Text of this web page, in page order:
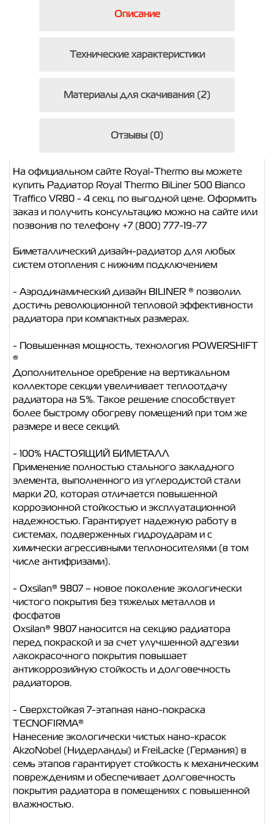
Описание
Технические характеристики
Материалы для скачивания (2)
Отзывы (0)
На официальном сайте Royal-Thermo вы можете
купить Радиатор Royal Thermo BiLiner 500 Bianco
Traffico VR80 - 4 секц. по выгодной цене. Оформить
заказ и получить консультацию можно на сайте или
позвонив по телефону +7 (800) 777-19-77
Биметаллический дизайн-радиатор для любых
систем отопления с нижним подключением
- Аэродинамический дизайн BILINER ® позволил
достичь революционной тепловой эффективности
радиатора при компактных размерах.
- Повышенная мощность, технология POWERSHIFT
®
Дополнительное оребрение на вертикальном
коллекторе секции увеличивает теплоотдачу
радиатора на 5%. Такое решение способствует
более быстрому обогреву помещений при том же
размере и весе секций.
- 100% НАСТОЯЩИЙ БИМЕТАЛЛ
Применение полностью стального закладного
элемента, выполненного из углеродистой стали
марки 20, которая отличается повышенной
коррозионной стойкостью и эксплуатационной
надежностью. Гарантирует надежную работу в
системах, подверженных гидроударам и с
химически агрессивными теплоносителями (в том
числе антифризами).
- Oxsilan® 9807 – новое поколение экологически
чистого покрытия без тяжелых металлов и
фосфатов
Oxsilan® 9807 наносится на секцию радиатора
перед покраской и за счет улучшенной адгезии
лакокрасочного покрытия повышает
антикоррозийную стойкость и долговечность
радиаторов.
- Сверхстойкая 7-этапная нано-покраска
TECNOFIRMA®
Нанесение экологически чистых нано-красок
AkzoNobel (Нидерланды) и FreiLacke (Германия) в
семь этапов гарантирует стойкость к механическим
повреждениям и обеспечивает долговечность
покрытия радиатора в помещениях с повышенной
влажностью.